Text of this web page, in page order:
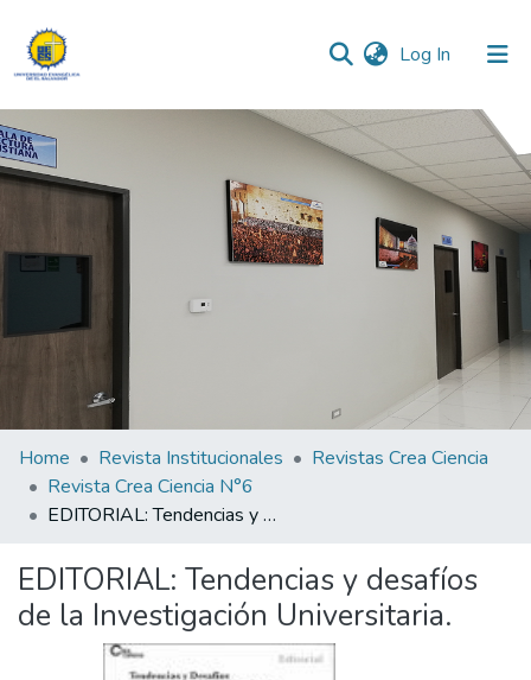
Log In (current)
Communities & Collections
All of DSpace
Home Revista Institucionales
Revistas Crea Ciencia
Revista Crea Ciencia N°6
EDITORIAL: Tendencias y desafíos de la Investigación Universitaria.
EDITORIAL: Tendencias y desafíos
de la Investigación Universitaria.